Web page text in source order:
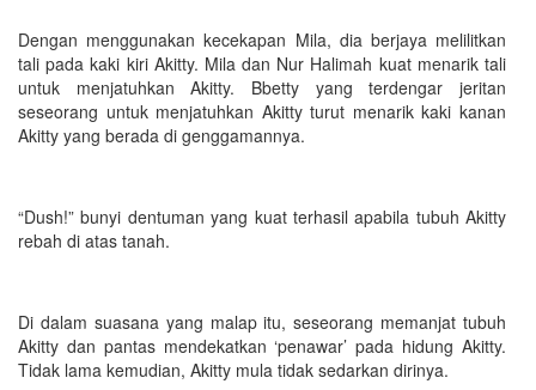
Dengan menggunakan kecekapan Mila, dia berjaya melilitkan
tali pada kaki kiri Akitty. Mila dan Nur Halimah kuat menarik tali
untuk menjatuhkan Akitty. Bbetty yang terdengar jeritan
seseorang untuk menjatuhkan Akitty turut menarik kaki kanan
Akitty yang berada di genggamannya.
“Dush!” bunyi dentuman yang kuat terhasil apabila tubuh Akitty
rebah di atas tanah.
Di dalam suasana yang malap itu, seseorang memanjat tubuh
Akitty dan pantas mendekatkan ‘penawar’ pada hidung Akitty.
Tidak lama kemudian, Akitty mula tidak sedarkan dirinya.